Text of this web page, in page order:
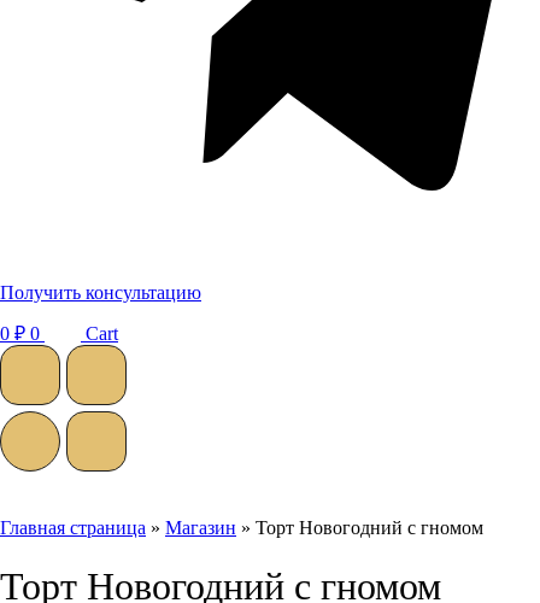
Получить консультацию
0 ₽ 0 Cart
Главная страница » Магазин » Торт Новогодний с гномом
Торт Новогодний с гномом